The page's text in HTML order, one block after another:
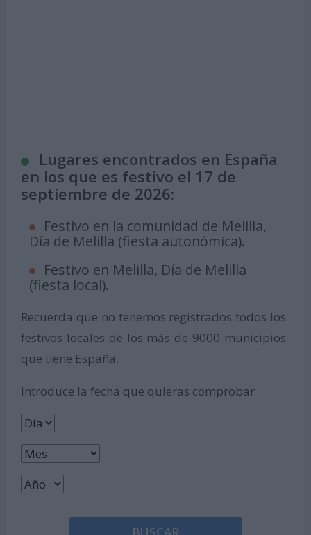
Lugares encontrados en España
en los que es festivo el 17 de
septiembre de 2026:
Festivo en la comunidad de Melilla,
Día de Melilla (fiesta autonómica).
Festivo en Melilla, Día de Melilla
(fiesta local).
Recuerda que no tenemos registrados todos los
festivos locales de los más de 9000 municipios
que tiene España.
Introduce la fecha que quieras comprobar